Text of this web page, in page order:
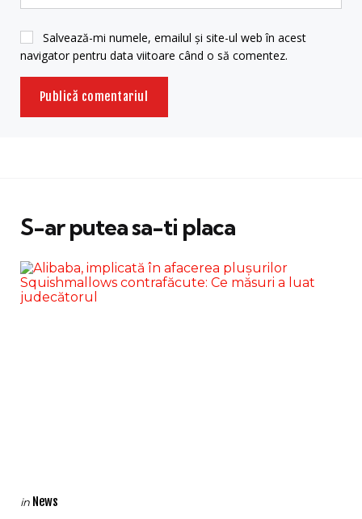
Salvează-mi numele, emailul și site-ul web în acest
navigator pentru data viitoare când o să comentez.
S-ar putea sa-ti placa
Categories
Posted
in News